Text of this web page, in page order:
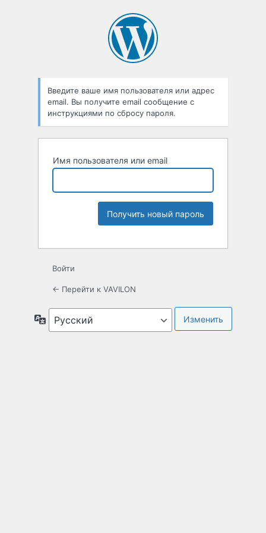
Введите ваше имя пользователя или адрес
email. Вы получите email сообщение с
инструкциями по сбросу пароля.
Имя пользователя или email
Войти
← Перейти к VAVILON
Язык